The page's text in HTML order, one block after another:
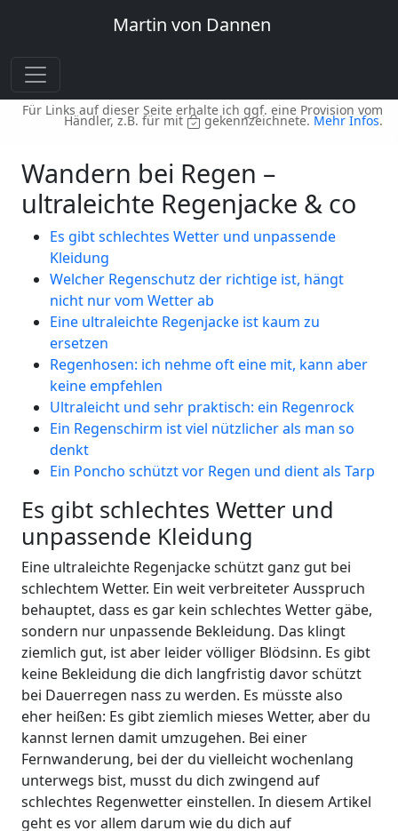
Martin von Dannen
Für Links auf dieser Seite erhalte ich ggf. eine Provision vom
Händler, z.B. für mit gekennzeichnete. Mehr Infos.
Wandern bei Regen –
ultraleichte Regenjacke & co
Es gibt schlechtes Wetter und unpassende
Kleidung
Welcher Regenschutz der richtige ist, hängt
nicht nur vom Wetter ab
Eine ultraleichte Regenjacke ist kaum zu
ersetzen
Regenhosen: ich nehme oft eine mit, kann aber
keine empfehlen
Ultraleicht und sehr praktisch: ein Regenrock
Ein Regenschirm ist viel nützlicher als man so
denkt
Ein Poncho schützt vor Regen und dient als Tarp
Es gibt schlechtes Wetter und
unpassende Kleidung
Eine ultraleichte Regenjacke schützt ganz gut bei
schlechtem Wetter. Ein weit verbreiteter Ausspruch
behauptet, dass es gar kein schlechtes Wetter gäbe,
sondern nur unpassende Bekleidung. Das klingt
ziemlich gut, ist aber leider völliger Blödsinn. Es gibt
keine Bekleidung die dich langfristig davor schützt
bei Dauerregen nass zu werden. Es müsste also
eher heißen: Es gibt ziemlich mieses Wetter, aber du
kannst lernen damit umzugehen. Bei einer
Fernwanderung, bei der du vielleicht wochenlang
unterwegs bist, musst du dich zwingend auf
schlechtes Regenwetter einstellen. In diesem Artikel
geht es vor allem darum wie du dich auf